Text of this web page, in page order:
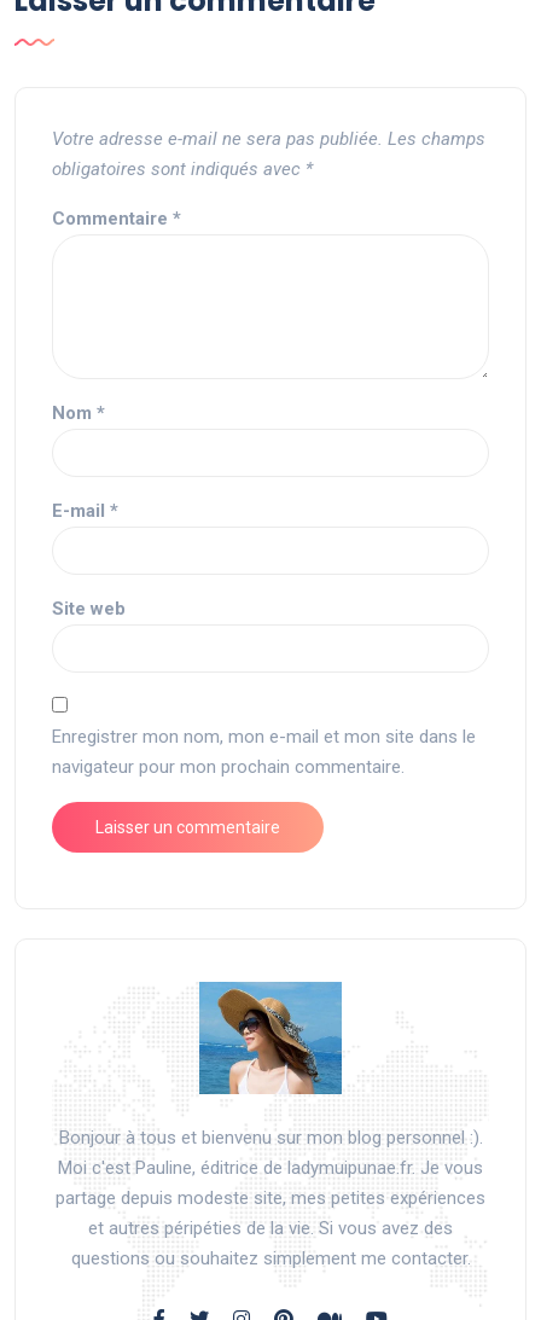
Votre adresse e-mail ne sera pas publiée. Les champs
obligatoires sont indiqués avec *
Commentaire *
Nom *
E-mail *
Site web
Enregistrer mon nom, mon e-mail et mon site dans le
navigateur pour mon prochain commentaire.
Bonjour à tous et bienvenu sur mon blog personnel :).
Moi c'est Pauline, éditrice de ladymuipunae.fr. Je vous
partage depuis modeste site, mes petites expériences
et autres péripéties de la vie. Si vous avez des
questions ou souhaitez simplement me contacter.